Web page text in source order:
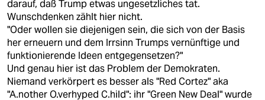
darauf, daß Trump etwas ungesetzliches tat.
Wunschdenken zählt hier nicht.
"Oder wollen sie diejenigen sein, die sich von der Basis
her erneuern und dem Irrsinn Trumps vernünftige und
funktionierende Ideen entgegensetzen?"
Und genau hier ist das Problem der Demokraten.
Niemand verkörpert es besser als "Red Cortez" aka
"A.nother O.verhyped C.hild": ihr "Green New Deal" wurde